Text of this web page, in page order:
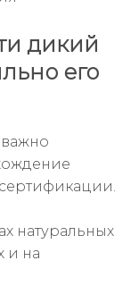
дикий
его
натуральных
и на